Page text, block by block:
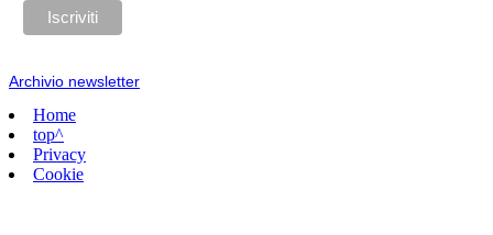
Archivio newsletter
Home
top^
Privacy
Cookie